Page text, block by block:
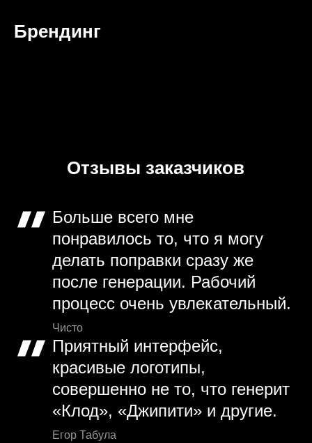
Брендинг
Отзывы заказчиков
Больше всего мне
понравилось то, что я могу
делать поправки сразу же
после генерации. Рабочий
процесс очень увлекательный.
Чисто
Приятный интерфейс,
красивые логотипы,
совершенно не то, что генерит
«Клод», «Джипити» и другие.
Егор Табула